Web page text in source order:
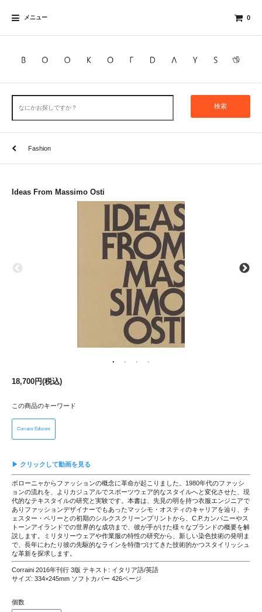
メニュー 0
検索
Fashion
Ideas From Massimo Osti
18,700円(税込)
この商品のキーワード
Corraini Edizioni
▶ クリックして動画を見る
ボローニャからファッションの概念に革命が起こりました。1980年代のファッシ
ョンの流れを、よりカジュアルでスポーツウェア的なスタイルへと変化させた、現
代的なテキスタイルの研究と実験です。本書は、先見の明を持つ衣服エンジニアで
ありファッションデザイナーでもあったマッシモ・オスティのキャリアを辿り、チ
ェスター・ペリーとの初期のシルクスクリーンプリントから、C.P.カンパニーやス
トーンアイランドでの世界的な成功まで、彼が手がけた様々なブランドの概要を解
説します。ミリタリーウェアや作業服の特性の研究から、新しい染色技術の発明ま
で、長年にわたり彼の先駆的なラインを特徴づけてきた技術的かつスタイリッシュ
な革新を探求します。
Corraini 2016年刊行 3版 テキスト: イタリア語/英語
サイズ: 334×245mm ソフトカバー 426ページ
個数